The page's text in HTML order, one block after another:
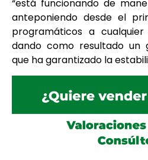
“está funcionando de
anteponiendo desde el
programáticos a cualquier
dando como resultado un
que ha garantizado la